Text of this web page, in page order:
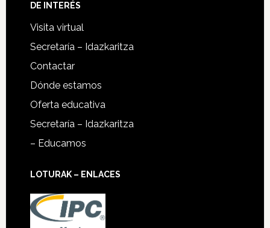
DE INTERÉS
Visita virtual
Secretaría – Idazkaritza
Contactar
Dónde estamos
Oferta educativa
Secretaría – Idazkaritza
– Educamos
LOTURAK – ENLACES